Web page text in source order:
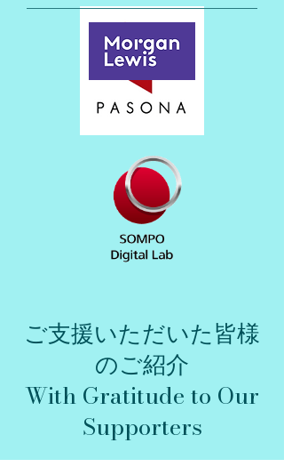
ご支援いただいた皆様
のご紹介
With Gratitude to Our
Supporters